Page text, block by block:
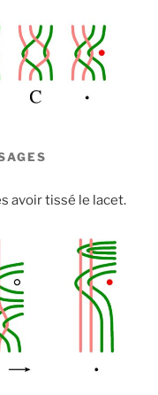
avoir tissé le lacet.